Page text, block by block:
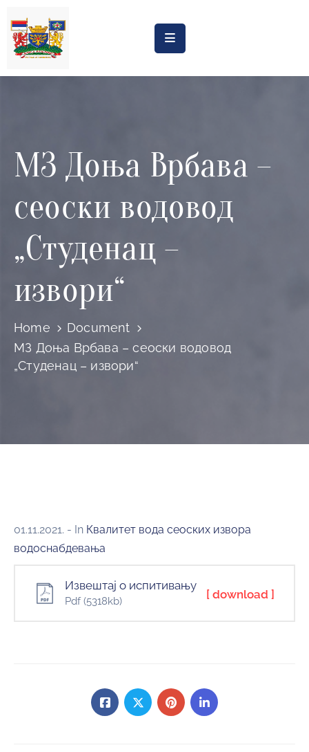
Насловна
Процена
утицаја
Регистри
Катастар
дивљих
депонија
Планови
програми
Мониторнинг
МЗ Доња Врбава –
сеоски водовод
„Студенац –
извори“
Home
Document
МЗ Доња Врбава – сеоски водовод
„Студенац – извори“
01.11.2021. - In Квалитет вода сеоских извора
водоснабдевања
Извештај о испитивању
Pdf(5318kb) [ download ]